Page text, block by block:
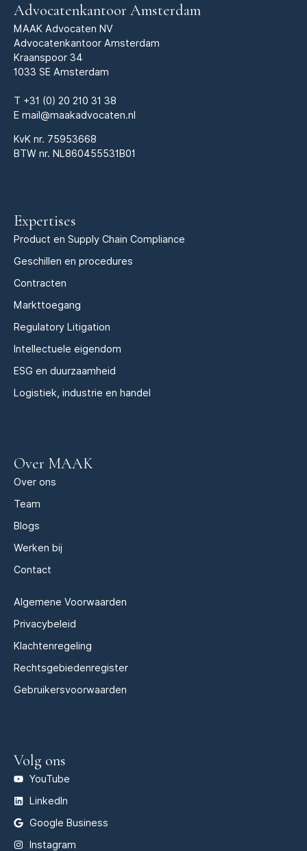
Advocatenkantoor Amsterdam
MAAK Advocaten NV
Advocatenkantoor Amsterdam
Kraanspoor 34
1033 SE Amsterdam
T +31 (0) 20 210 31 38
E mail@maakadvocaten.nl
KvK nr. 75953668
BTW nr. NL860455531B01
Expertises
Product en Supply Chain Compliance
Geschillen en procedures
Contracten
Markttoegang
Regulatory Litigation
Intellectuele eigendom
ESG en duurzaamheid
Logistiek, industrie en handel
Over MAAK
Over ons
Team
Blogs
Werken bij
Contact
Algemene Voorwaarden
Privacybeleid
Klachtenregeling
Rechtsgebiedenregister
Gebruikersvoorwaarden
Volg ons
YouTube
LinkedIn
Google Business
Instagram